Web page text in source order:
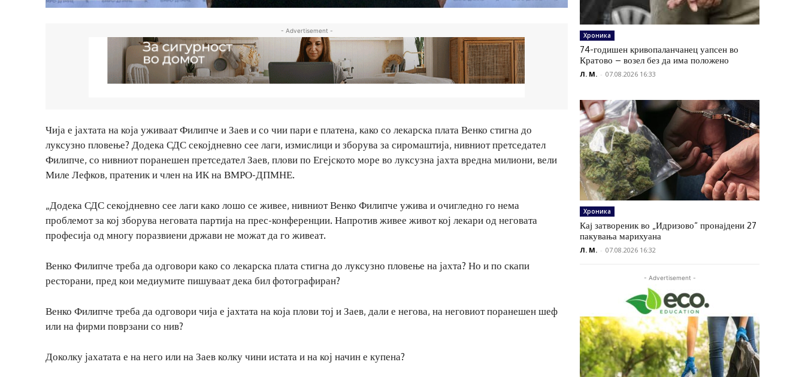
- Advertisement -
Чија е јахтата на која уживаат Филипче и Заев и со чии пари е платена, како со лекарска плата Венко стигна до
луксузно пловење? Додека СДС секојдневно сее лаги, измислици и зборува за сиромаштија, нивниот претседател
Филипче, со нивниот поранешен претседател Заев, плови по Егејското море во луксузна јахта вредна милиони, вели
Миле Лефков, пратеник и член на ИК на ВМРО-ДПМНЕ.
„Додека СДС секојдневно сее лаги како лошо се живее, нивниот Венко Филипче ужива и очигледно го нема
проблемот за кој зборува неговата партија на прес-конференции. Напротив живее живот кој лекари од неговата
професија од многу поразвиени држави не можат да го живеат.
Венко Филипче треба да одговори како со лекарска плата стигна до луксузно пловење на јахта? Но и по скапи
ресторани, пред кои медиумите пишуваат дека бил фотографиран?
Венко Филипче треба да одговори чија е јахтата на која плови тој и Заев, дали е негова, на неговиот поранешен шеф
или на фирми поврзани со нив?
Доколку јахатата е на него или на Заев колку чини истата и на кој начин е купена?
Хроника
74-годишен кривопаланчанец уапсен во
Кратово – возел без да има положено
Л. М. - 07.08.2026 16:33
Хроника
Кај затвореник во „Идризово“ пронајдени 27
пакувања марихуана
Л. М. - 07.08.2026 16:32
- Advertisement -